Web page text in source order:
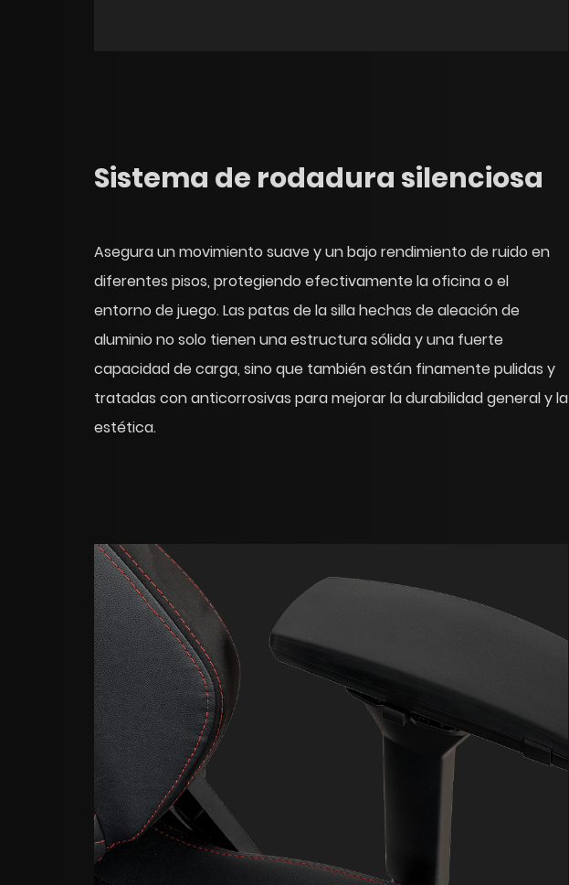
Sistema de rodadura silenciosa
Asegura un movimiento suave y un bajo rendimiento de ruido en
diferentes pisos, protegiendo efectivamente la oficina o el
entorno de juego. Las patas de la silla hechas de aleación de
aluminio no solo tienen una estructura sólida y una fuerte
capacidad de carga, sino que también están finamente pulidas y
tratadas con anticorrosivas para mejorar la durabilidad general y la
estética.